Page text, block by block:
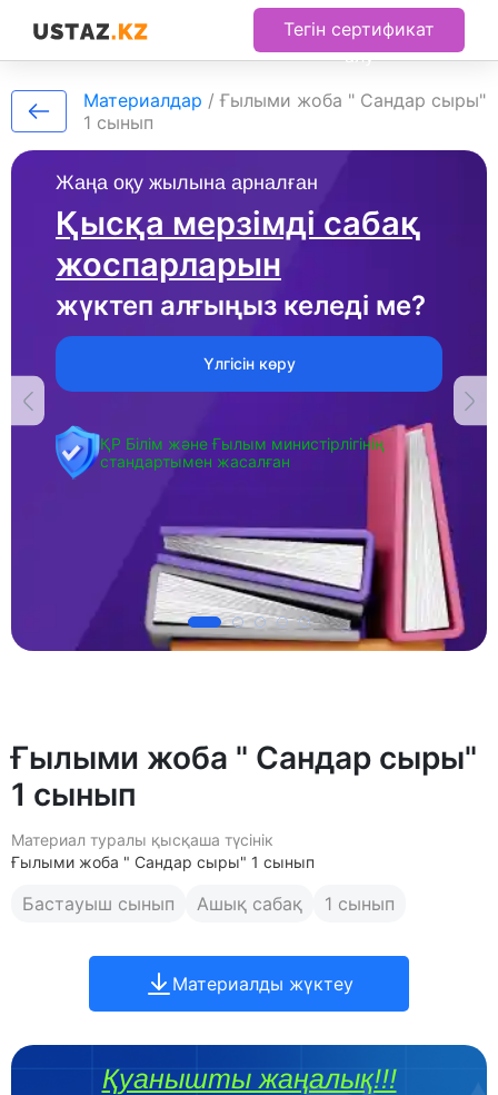
Тегін сертификат
алу
Жаңа оқу жылына арналған
Қысқа мерзімді сабақ
жоспарларын
жүктеп алғыңыз келеді ме?
Үлгісін көру
ҚР Білім және Ғылым министірлігінің
стандартымен жасалған
Материалдар /Ғылыми жоба " Сандар сыры"
1 сынып
Ғылыми жоба " Сандар сыры"
1 сынып
Материал туралы қысқаша түсінік
Ғылыми жоба " Сандар сыры" 1 сынып
Бастауыш сынып Ашық сабақ 1 сынып
Материалды жүктеу
Қуанышты жаңалық!!!